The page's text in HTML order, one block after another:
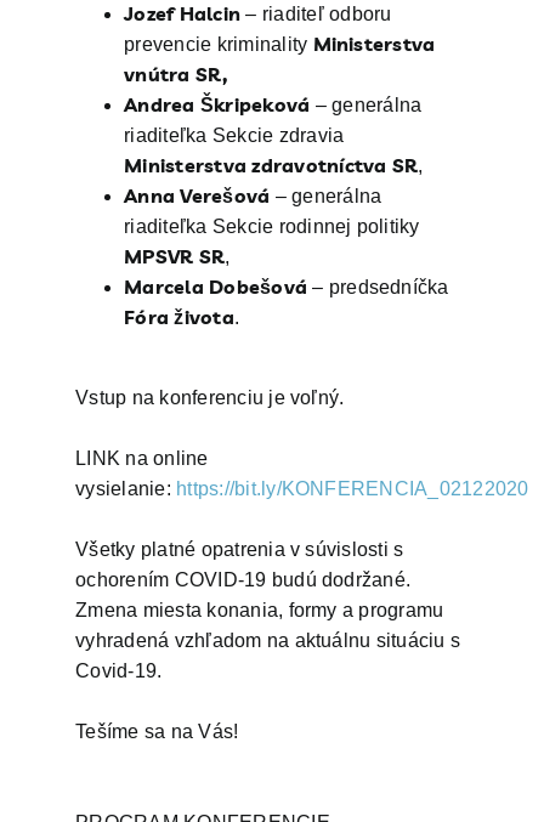
Jozef Halcin – riaditeľ odboru
prevencie kriminality Ministerstva
vnútra SR,
Andrea Škripeková – generálna
riaditeľka Sekcie zdravia
Ministerstva zdravotníctva SR,
Anna Verešová – generálna
riaditeľka Sekcie rodinnej politiky
MPSVR SR,
Marcela Dobešová – predsedníčka
Fóra života.
Vstup na konferenciu je voľný.
LINK na online
vysielanie: https://bit.ly/KONFERENCIA_02122020
Všetky platné opatrenia v súvislosti s
ochorením COVID-19 budú dodržané.
Zmena miesta konania, formy a programu
vyhradená vzhľadom na aktuálnu situáciu s
Covid-19.
Tešíme sa na Vás!